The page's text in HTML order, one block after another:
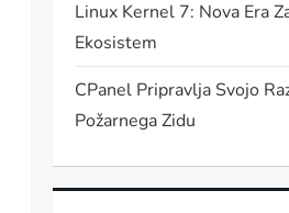
Linux Kernel 7: Nova Era
Ekosistem
CPanel Pripravlja Svojo
Požarnega Zidu